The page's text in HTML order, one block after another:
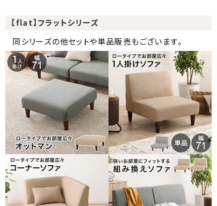
【flat】フラットシリーズ
同シリーズの他セットや単品販売もございます。